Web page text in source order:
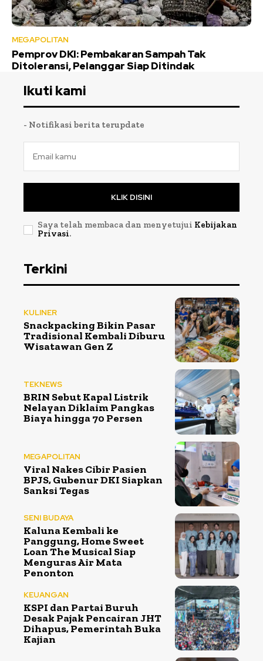
MEGAPOLITAN
Pemprov DKI: Pembakaran Sampah Tak
Ditoleransi, Pelanggar Siap Ditindak
Ikuti kami
- Notifikasi berita terupdate
KLIK DISINI
Saya telah membaca dan menyetujui Kebijakan
Privasi.
Terkini
KULINER
Snackpacking Bikin Pasar
Tradisional Kembali Diburu
Wisatawan Gen Z
TEKNEWS
BRIN Sebut Kapal Listrik
Nelayan Diklaim Pangkas
Biaya hingga 70 Persen
MEGAPOLITAN
Viral Nakes Cibir Pasien
BPJS, Gubenur DKI Siapkan
Sanksi Tegas
SENI BUDAYA
Kaluna Kembali ke
Panggung, Home Sweet
Loan The Musical Siap
Menguras Air Mata
Penonton
KEUANGAN
KSPI dan Partai Buruh
Desak Pajak Pencairan JHT
Dihapus, Pemerintah Buka
Kajian